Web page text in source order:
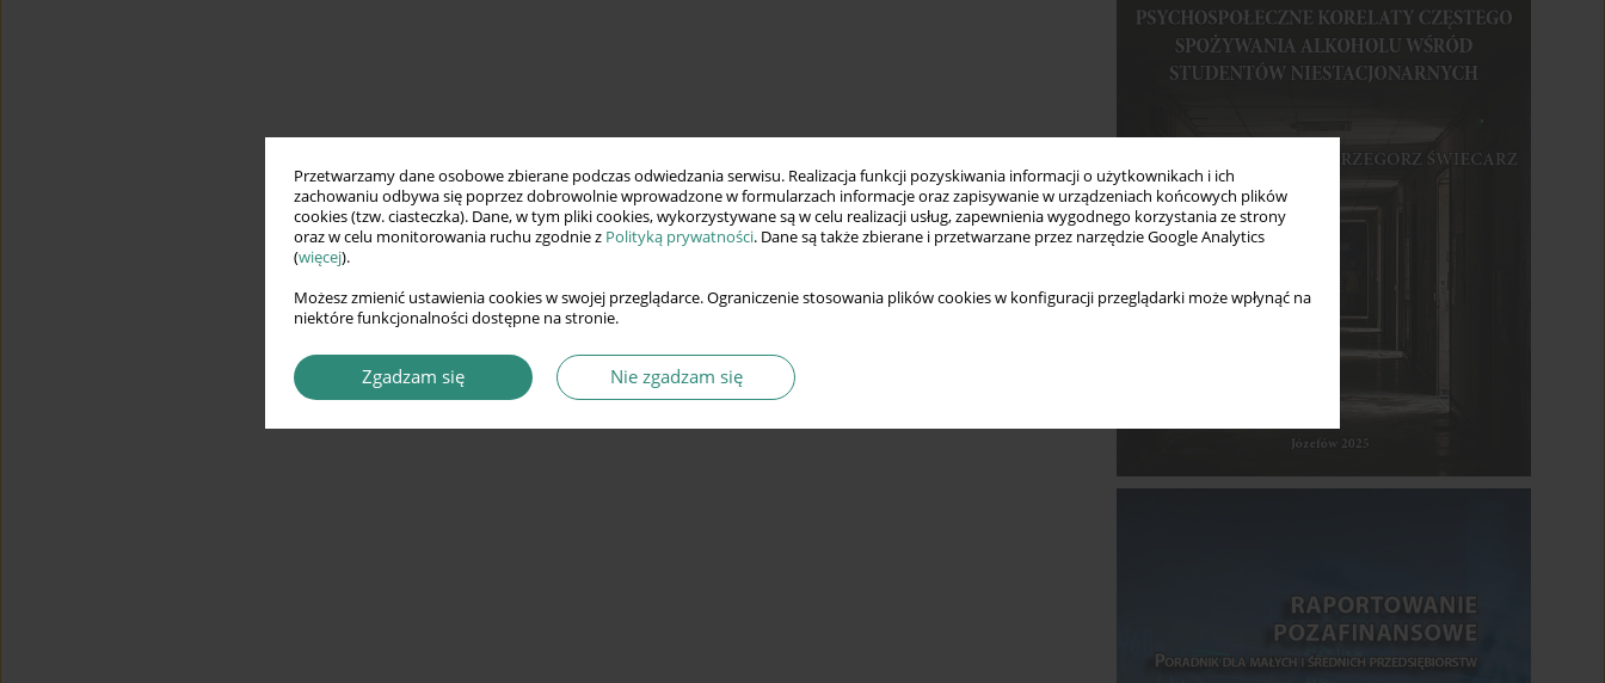
Przetwarzamy dane osobowe zbierane podczas odwiedzania serwisu. Realizacja funkcji pozyskiwania informacji o użytkownikach i ich
zachowaniu odbywa się poprzez dobrowolnie wprowadzone w formularzach informacje oraz zapisywanie w urządzeniach końcowych plików
cookies (tzw. ciasteczka). Dane, w tym pliki cookies, wykorzystywane są w celu realizacji usług, zapewnienia wygodnego korzystania ze strony
oraz w celu monitorowania ruchu zgodnie z Polityką prywatności. Dane są także zbierane i przetwarzane przez narzędzie Google Analytics
(więcej).
Możesz zmienić ustawienia cookies w swojej przeglądarce. Ograniczenie stosowania plików cookies w konfiguracji przeglądarki może wpłynąć na
niektóre funkcjonalności dostępne na stronie.
Zgadzam się Nie zgadzam się